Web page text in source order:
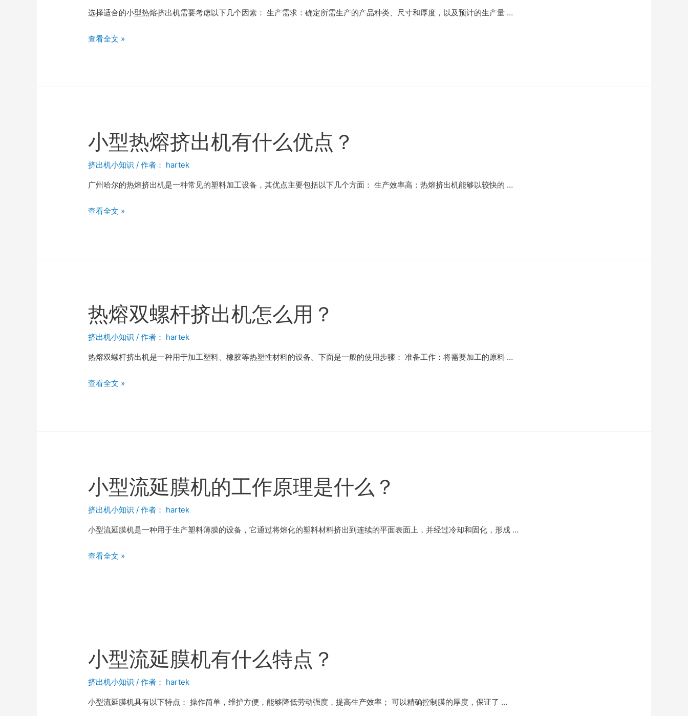
选择适合的小型热熔挤出机需要考虑以下几个因素： 生产需求：确定所需生产的产品种类、尺寸和厚度，以及预计的生产量 …
查看全文 »
小型热熔挤出机有什么优点？
挤出机小知识 / 作者： hartek
广州哈尔的热熔挤出机是一种常见的塑料加工设备，其优点主要包括以下几个方面： 生产效率高：热熔挤出机能够以较快的 …
查看全文 »
热熔双螺杆挤出机怎么用？
挤出机小知识 / 作者： hartek
热熔双螺杆挤出机是一种用于加工塑料、橡胶等热塑性材料的设备。下面是一般的使用步骤： 准备工作：将需要加工的原料 …
查看全文 »
小型流延膜机的工作原理是什么？
挤出机小知识 / 作者： hartek
小型流延膜机是一种用于生产塑料薄膜的设备，它通过将熔化的塑料材料挤出到连续的平面表面上，并经过冷却和固化，形成 …
查看全文 »
小型流延膜机有什么特点？
挤出机小知识 / 作者： hartek
小型流延膜机具有以下特点： 操作简单，维护方便，能够降低劳动强度，提高生产效率； 可以精确控制膜的厚度，保证了 …